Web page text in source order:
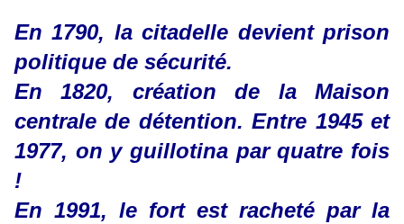
En 1790, la citadelle devient prison
politique de sécurité.
En 1820, création de la Maison
centrale de détention. Entre 1945 et
1977, on y guillotina par quatre fois
!
En 1991, le fort est racheté par la